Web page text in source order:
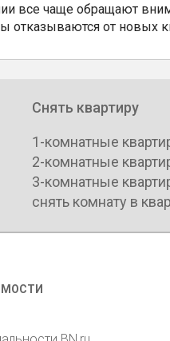
все чаще обращают
от новых
Снять квартиру
1-комнатные
2-комнатные
3-комнатные
снять комнату в